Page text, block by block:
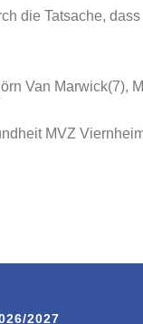
die Tatsache,
Van Marwick(7),
MVZ
2027